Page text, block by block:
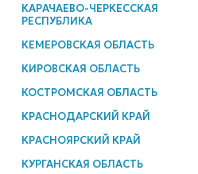
КАРАЧАЕВО-ЧЕРКЕССКАЯ
РЕСПУБЛИКА
КЕМЕРОВСКАЯ ОБЛАСТЬ
КИРОВСКАЯ ОБЛАСТЬ
КОСТРОМСКАЯ ОБЛАСТЬ
КРАСНОДАРСКИЙ КРАЙ
КРАСНОЯРСКИЙ КРАЙ
КУРГАНСКАЯ ОБЛАСТЬ